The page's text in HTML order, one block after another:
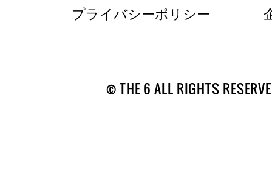
プライバシーポリシー
© THE 6 ALL RIGHTS